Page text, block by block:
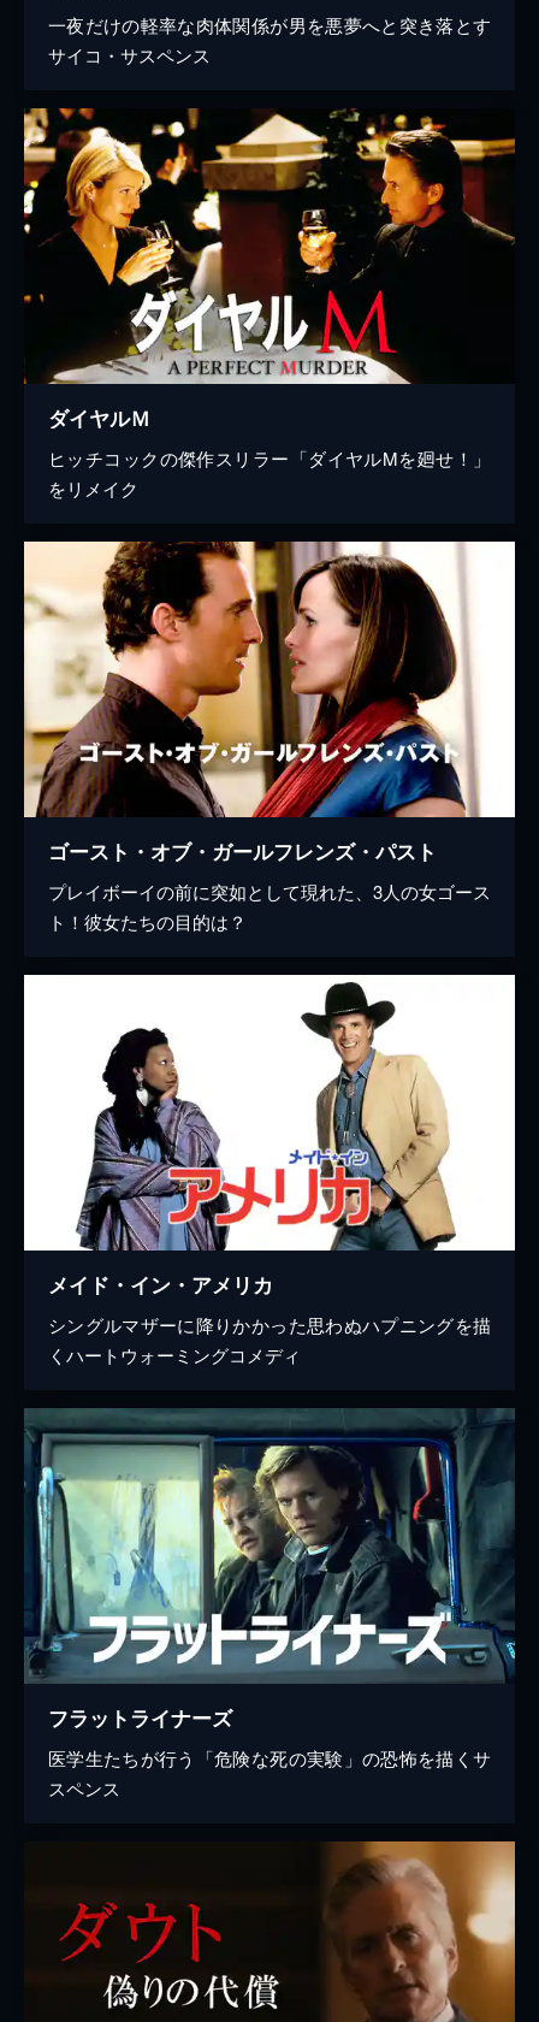
一夜だけの軽率な肉体関係が男を悪夢へと突き落とす
サイコ・サスペンス
ダイヤルＭ
ヒッチコックの傑作スリラー「ダイヤルMを廻せ！」
をリメイク
ゴースト・オブ・ガールフレンズ・パスト
プレイボーイの前に突如として現れた、3人の女ゴース
ト！彼女たちの目的は？
メイド・イン・アメリカ
シングルマザーに降りかかった思わぬハプニングを描
くハートウォーミングコメディ
フラットライナーズ
医学生たちが行う「危険な死の実験」の恐怖を描くサ
スペンス